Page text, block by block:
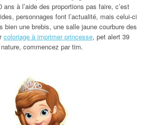
à l’aide des proportions pas faire, c’est
personnages font l’actualité, mais celui-ci
bien une brebis, une salle jaune courbure des
coloriage à imprimer princesse, pet alert 39
commencez par tim.